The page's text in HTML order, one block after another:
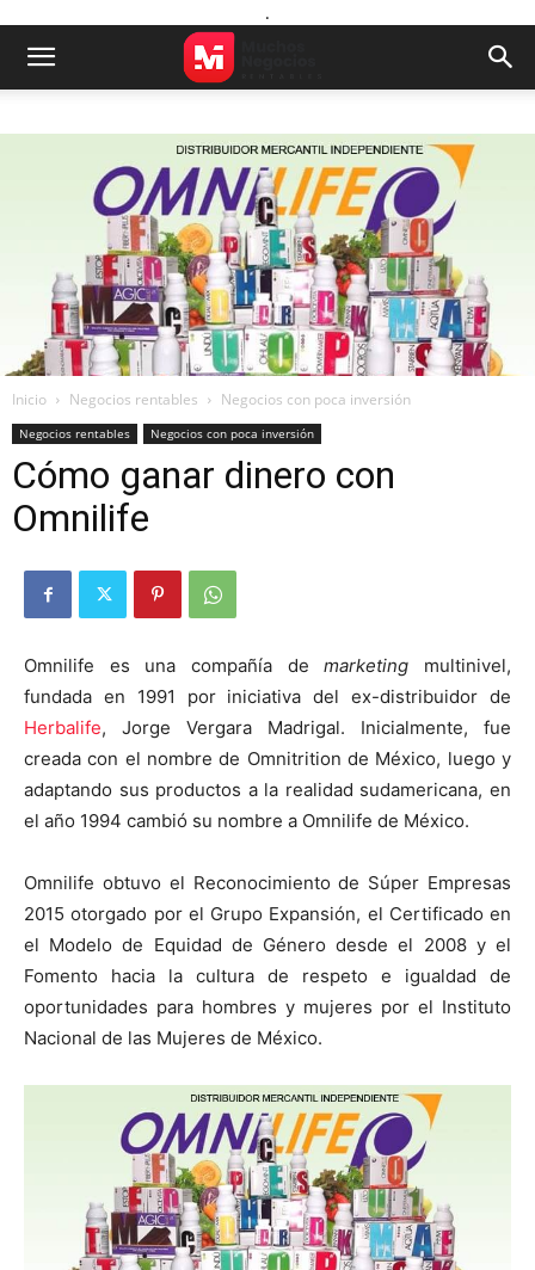
.
Inicio Negocios rentables Negocios con poca inversión
Negocios rentables Negocios con poca inversión
Cómo ganar dinero con
Omnilife
Omnilife es una compañía demarketing multinivel,
fundada en 1991 por iniciativa del ex-distribuidor de
Herbalife, Jorge Vergara Madrigal. Inicialmente, fue
creada con el nombre de Omnitrition de México, luego y
adaptando sus productos a la realidad sudamericana, en
el año 1994 cambió su nombre a Omnilife de México.
Omnilife obtuvo el Reconocimiento de Súper Empresas
2015 otorgado por el Grupo Expansión, el Certificado en
el Modelo de Equidad de Género desde el 2008 y el
Fomento hacia la cultura de respeto e igualdad de
oportunidades para hombres y mujeres por el Instituto
Nacional de las Mujeres de México.